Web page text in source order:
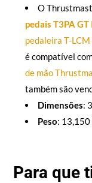
O
pedais T3PA GT
pedaleira T-LCM
é compatível
de mão
também são
Dimensões:
Peso: 13,150
Para que